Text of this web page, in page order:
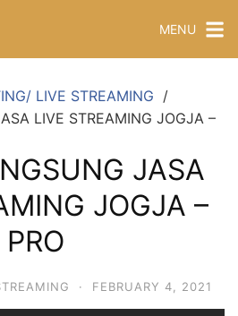
MENU
LIVE STREAMING
LIVE STREAMING JOGJA –
JASA
JOGJA –
· FEBRUARY 4, 2021